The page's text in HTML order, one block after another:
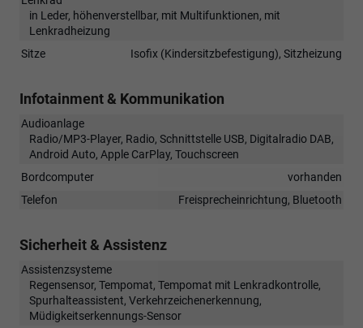
in Leder, höhenverstellbar, mit Multifunktionen, mit
Lenkradheizung
Sitze
Isofix (Kindersitzbefestigung), Sitzheizung
Infotainment & Kommunikation
Audioanlage
Radio/MP3-Player, Radio, Schnittstelle USB, Digitalradio DAB,
Android Auto, Apple CarPlay, Touchscreen
Bordcomputer
vorhanden
Telefon
Freisprecheinrichtung, Bluetooth
Sicherheit & Assistenz
Assistenzsysteme
Regensensor, Tempomat, Tempomat mit Lenkradkontrolle,
Spurhalteassistent, Verkehrzeichenerkennung,
Müdigkeitserkennungs-Sensor